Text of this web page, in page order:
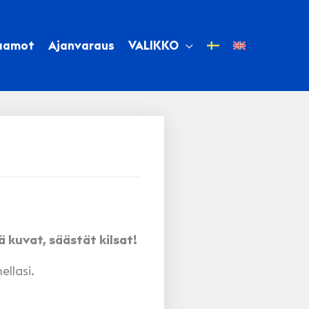
Ajanvaraus VALIKKO
kuvat, säästät kilsat!